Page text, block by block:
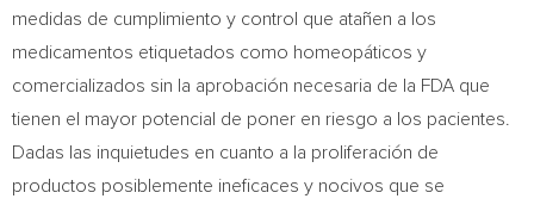
medidas de cumplimiento y control que atañen a los
medicamentos etiquetados como homeopáticos y
comercializados sin la aprobación necesaria de la FDA que
tienen el mayor potencial de poner en riesgo a los pacientes.
Dadas las inquietudes en cuanto a la proliferación de
productos posiblemente ineficaces y nocivos que se